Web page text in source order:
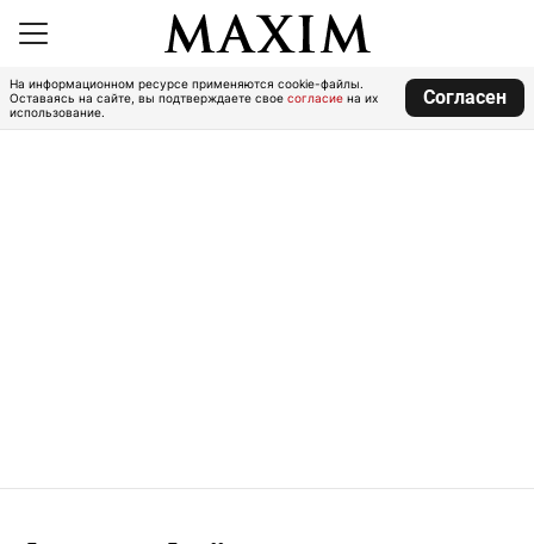
На информационном ресурсе применяются cookie-файлы.
Оставаясь на сайте, вы подтверждаете свое согласие на их
использование.
Согласен